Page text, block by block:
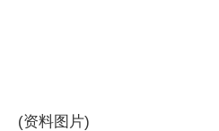
(资料图片)